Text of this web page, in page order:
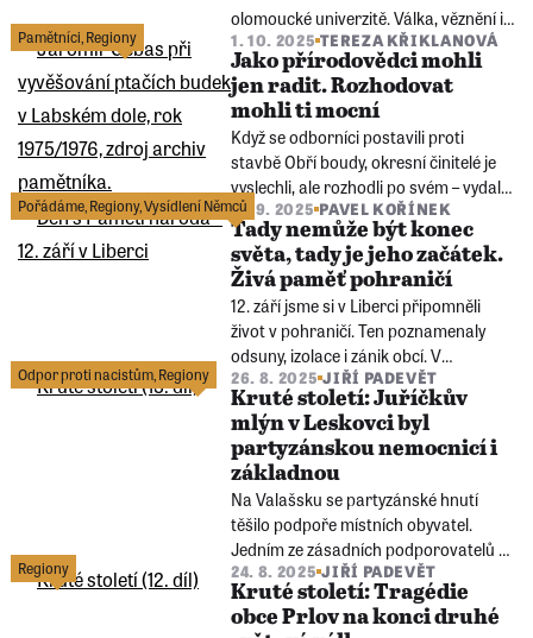
olomoucké univerzitě. Válka, věznění i
tlak komunistického režimu je
neodradily od akademické práce.
Jejich příběh vypráví o oběti,
vytrvalosti a věrnosti místu, které se
stalo jejich domovem.
Pamětníci Regiony 1. 10. 2025 TEREZA KŘIKLANOVÁ
Jako přírodovědci mohli
jen radit. Rozhodovat
mohli ti mocní
Když se odborníci postavili proti
stavbě Obří boudy, okresní činitelé je
vyslechli, ale rozhodli po svém – vydali
pokyn k navezení materiálu. Ten leží
podél Jantarové stezky dodnes. Nejen
tato příhoda podle Jana Vaňka
ilustruje přístup tehdejšího režimu
k ekologii.
Pořádáme Regiony,Vysídlení Němců11. 9. 2025 PAVEL KOŘÍNEK
Tady nemůže být konec
světa, tady je jeho začátek.
Živá paměť pohraničí
12. září jsme si v Liberci připomněli
život v pohraničí. Ten poznamenaly
odsuny, izolace i zánik obcí. V
regionech Frýdlantska a Šluknovska
ožívají příběhy pamětníků i debata o
tom, jak minulost formuje dnešní život
v těchto často opomíjených místech.
Odpor proti nacistům Regiony 26. 8. 2025 JIŘÍ PADEVĚT
Kruté století: Juříčkův
mlýn v Leskovci byl
partyzánskou nemocnicí i
základnou
Na Valašsku se partyzánské hnutí
těšilo podpoře místních obyvatel.
Jedním ze zásadních podporovatelů 1.
československé partyzánské brigády
Jana Žižky byl Jan Juříček žijící
s rodinou ve mlýně nedaleko
Regiony 24. 8. 2025 JIŘÍ PADEVĚT
Kruté století: Tragédie
obce Prlov na konci druhé